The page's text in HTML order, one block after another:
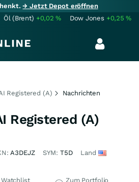
→ Jetzt Depot eröffnen
Öl (Brent) +0,02% Dow Jones +0,25%
Registered (A) Nachrichten
Registered (A)
A3DEJZ SYM: T5D Land
Zum Portfolio